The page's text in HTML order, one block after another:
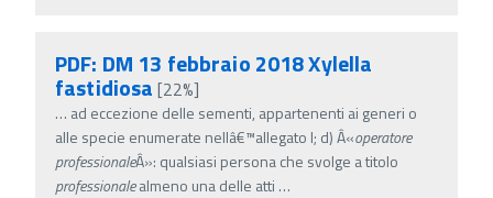
PDF: DM 13 febbraio 2018 Xylella
fastidiosa [22%]
… ad eccezione delle sementi, appartenenti ai generi o
alle specie enumerate nellâ€™allegato I; d) Â«operatore
professionaleÂ»: qualsiasi persona che svolge a titolo
professionalealmeno una delle atti …